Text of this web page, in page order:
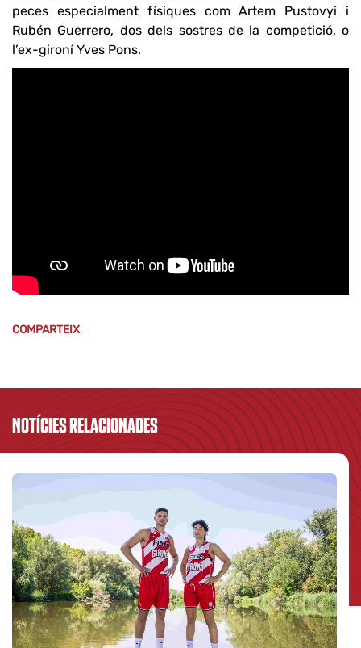
peces especialment físiques com Artem Pustovyi i
Rubén Guerrero, dos dels sostres de la competició, o
l’ex-gironí Yves Pons.
COMPARTEIX
NOTÍCIES RELACIONADES